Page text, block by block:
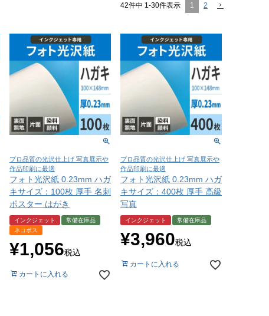
42件中 1-30件表示 1 2
プロ品質の光沢仕上げ 写真展示や
作品印刷に最適
フォト光沢紙 0.23mm ハガ
キサイズ：100枚 厚手 名刺
ポスター はがき
インクジェット
常備在庫品
ネコポス
¥1,056税込
カートに入れる
プロ品質の光沢仕上げ 写真展示や
作品印刷に最適
フォト光沢紙 0.23mm ハガ
キサイズ：400枚 厚手 高級
写真
インクジェット 常備在庫品
¥3,960税込
カートに入れる